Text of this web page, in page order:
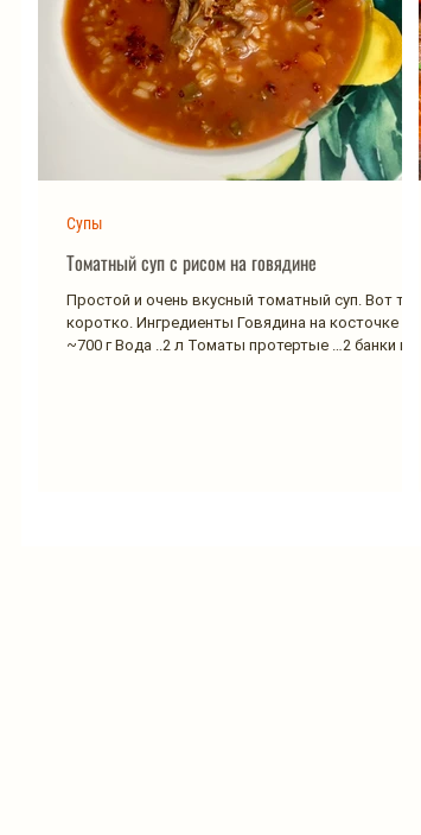
Томатный суп с рисом на говядине
Простой и очень вкусный томатный суп. Вот так
коротко. Ингредиенты Говядина на косточке
~700 г Вода ..2 л Томаты протертые …2 банки по...
Супы